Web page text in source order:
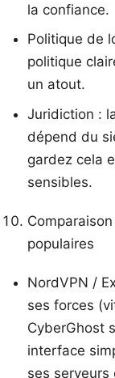
la confiance.
Politique de
politique
un atout.
Juridiction :
dépend du
gardez cela
sensibles.
populaires
NordVPN /
ses forces
CyberGhost
interface
ses serveurs